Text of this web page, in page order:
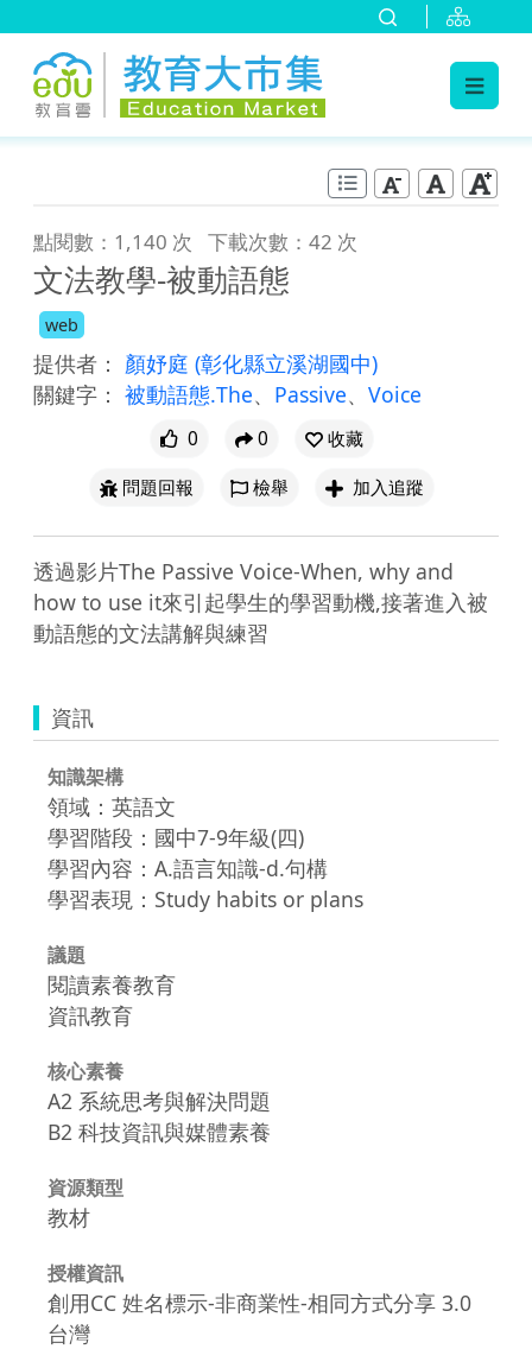
點閱數：1,140 次 下載次數：42 次
文法教學-被動語態
web
提供者： 顏妤庭 (彰化縣立溪湖國中)
關鍵字： 被動語態.The、 Passive、 Voice
0 0
收藏
問題回報
檢舉 加入追蹤
透過影片The Passive Voice-When, why and
how to use it來引起學生的學習動機,接著進入被
動語態的文法講解與練習
資訊
知識架構
領域：英語文
學習階段：國中7-9年級(四)
學習內容：A.語言知識-d.句構
學習表現：Study habits or plans
議題
閱讀素養教育
資訊教育
核心素養
A2 系統思考與解決問題
B2 科技資訊與媒體素養
資源類型
教材
授權資訊
創用CC 姓名標示-非商業性-相同方式分享 3.0
台灣